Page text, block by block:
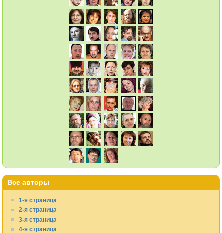
Все авторы
1-я страница
2-я страница
3-я страница
4-я страница